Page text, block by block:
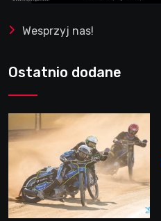
Wesprzyj nas!
Ostatnio dodane